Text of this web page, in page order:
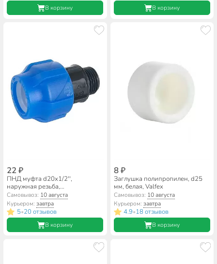
В корзину В корзину
22 ₽
ПНД муфта d20х1/2'',
наружная резьба,
соединительная, Valfex
Самовывоз: 10 августа
Курьером:завтра
5•20 отзывов
В корзину
8 ₽
Заглушка полипропилен, d25
мм, белая, Valfex
Самовывоз: 10 августа
Курьером: завтра
4.9•18 отзывов
В корзину